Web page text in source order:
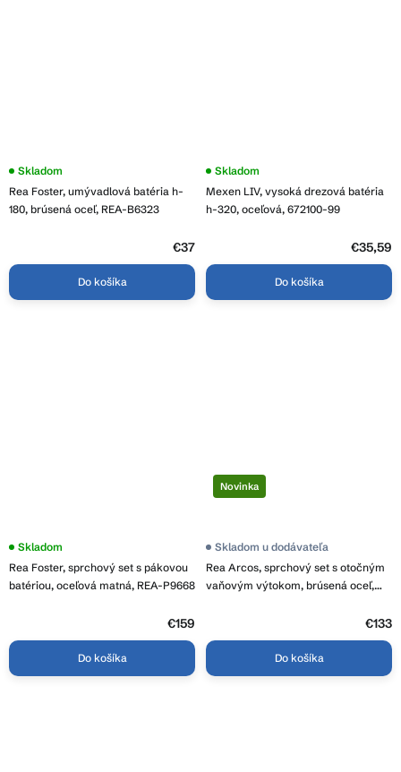
Rea Foster, umývadlová batéria h-
180, brúsená oceľ, REA-B6323
Skladom
€37
Do košíka
Mexen LIV, vysoká drezová batéria
h-320, oceľová, 672100-99
Skladom
€35,59
Do košíka
Rea Foster, sprchový set s pákovou
batériou, oceľová matná, REA-P9668
Skladom
€159
Do košíka
Novinka
Rea Arcos, sprchový set s otočným
vaňovým výtokom, brúsená oceľ,
Skladom u dodávateľa
€133
Do košíka